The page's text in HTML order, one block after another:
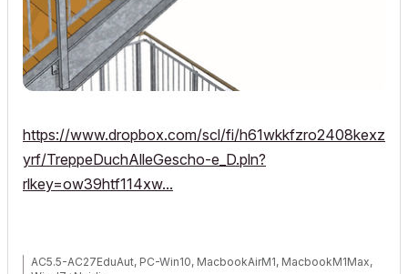
https://www.dropbox.com/scl/fi/h61wkkfzro2408kexz
yrf/TreppeDuchAlleGescho-e_D.pln?
rlkey=ow39htf114xw...
AC5.5-AC27EduAut, PC-Win10, MacbookAirM1, MacbookM1Max,